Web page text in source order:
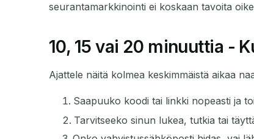
seurantamarkkinointi ei koskaan tavoita
10, 15 vai 20 minuuttia -
Ajattele näitä kolmea keskimmäistä aikaa
Saapuuko koodi tai linkki nopeasti ja
Tarvitseeko sinun lukea, tutkia tai